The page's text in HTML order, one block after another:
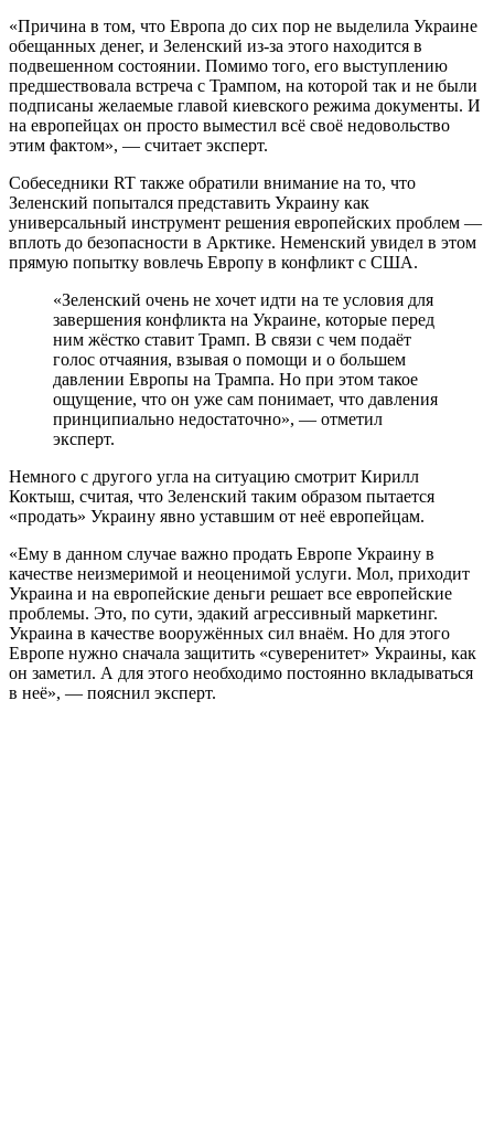
«Причина в том, что Европа до сих пор не выделила Украине
обещанных денег, и Зеленский из-за этого находится в
подвешенном состоянии. Помимо того, его выступлению
предшествовала встреча с Трампом, на которой так и не были
подписаны желаемые главой киевского режима документы. И
на европейцах он просто выместил всё своё недовольство
этим фактом», — считает эксперт.
Собеседники RT также обратили внимание на то, что
Зеленский попытался представить Украину как
универсальный инструмент решения европейских проблем —
вплоть до безопасности в Арктике. Неменский увидел в этом
прямую попытку вовлечь Европу в конфликт с США.
«Зеленский очень не хочет идти на те условия для
завершения конфликта на Украине, которые перед
ним жёстко ставит Трамп. В связи с чем подаёт
голос отчаяния, взывая о помощи и о большем
давлении Европы на Трампа. Но при этом такое
ощущение, что он уже сам понимает, что давления
принципиально недостаточно», — отметил
эксперт.
Немного с другого угла на ситуацию смотрит Кирилл
Коктыш, считая, что Зеленский таким образом пытается
«продать» Украину явно уставшим от неё европейцам.
«Ему в данном случае важно продать Европе Украину в
качестве неизмеримой и неоценимой услуги. Мол, приходит
Украина и на европейские деньги решает все европейские
проблемы. Это, по сути, эдакий агрессивный маркетинг.
Украина в качестве вооружённых сил внаём. Но для этого
Европе нужно сначала защитить «суверенитет» Украины, как
он заметил. А для этого необходимо постоянно вкладываться
в неё», — пояснил эксперт.